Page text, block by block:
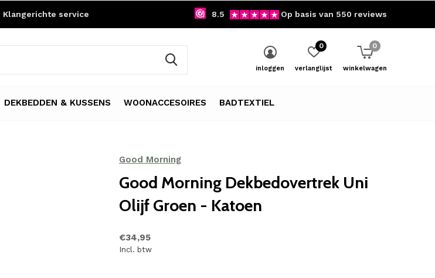
DEKBEDDEN & KUSSENS WOONACCESOIRES BADTEXTIEL
inloggen verlanglijst
0
winkelwagen
0
Klangerichte service 8.5 Op basis van 550 reviews
Good Morning
Good Morning Dekbedovertrek Uni
Olijf Groen - Katoen
€34,95
Incl. btw